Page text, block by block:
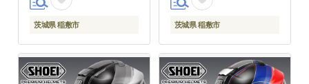
ウエイ [2030]
茨城県 稲敷市
ショウエイ [2031]
茨城県 稲敷市